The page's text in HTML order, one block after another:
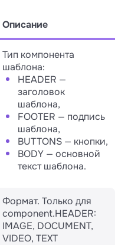
Описание
Тип компонента
шаблона:
HEADER —
заголовок
шаблона,
FOOTER — подпись
шаблона,
BUTTONS — кнопки,
BODY — основной
текст шаблона.
Формат. Только для
component.HEADER:
IMAGE, DOCUMENT,
VIDEO, TEXT